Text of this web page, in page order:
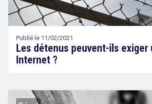
Publié le 11/02/2021
Les détenus peuvent-ils exiger
Internet ?